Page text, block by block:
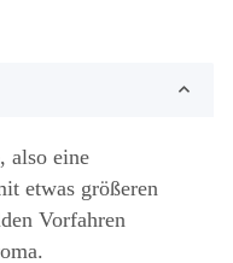
also eine
etwas größeren
Vorfahren